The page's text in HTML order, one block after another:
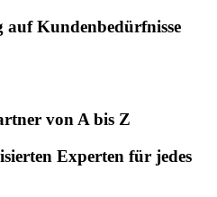
Kundenbedürfnisse
von A bis Z
Experten für jedes